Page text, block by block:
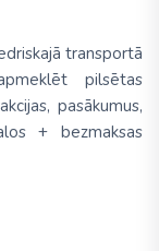
transportā
pilsētas
pasākumus,
+ bezmaksas